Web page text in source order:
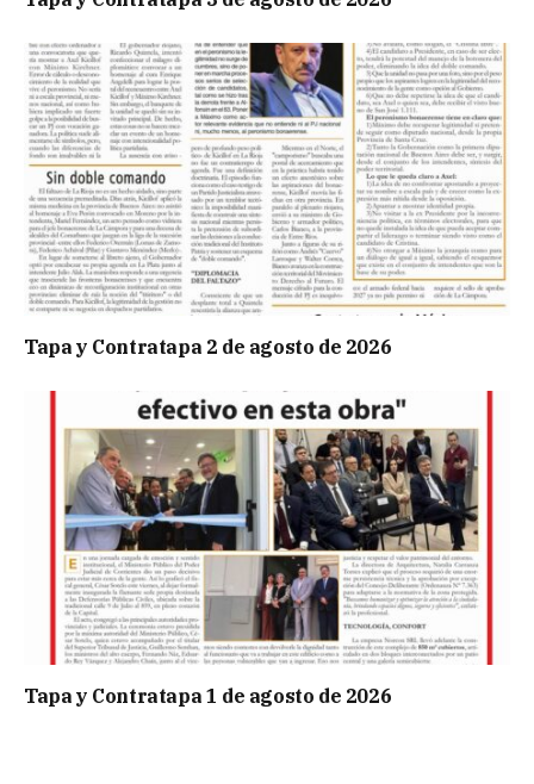
Tapa y Contratapa 2 de agosto de 2026
Tapa y Contratapa 1 de agosto de 2026